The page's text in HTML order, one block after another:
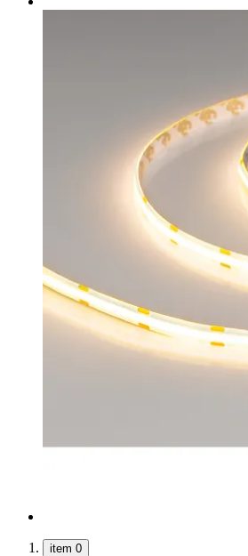
item 0